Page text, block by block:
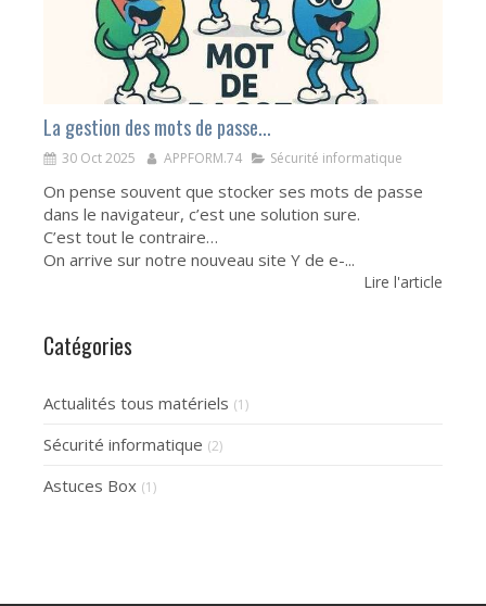
La gestion des mots de passe...
30 Oct 2025 APPFORM.74 Sécurité informatique
On pense souvent que stocker ses mots de passe
dans le navigateur, c’est une solution sure.
C’est tout le contraire…
On arrive sur notre nouveau site Y de e-...
Lire l'article
Catégories
Actualités tous matériels (1)
Sécurité informatique (2)
Astuces Box (1)